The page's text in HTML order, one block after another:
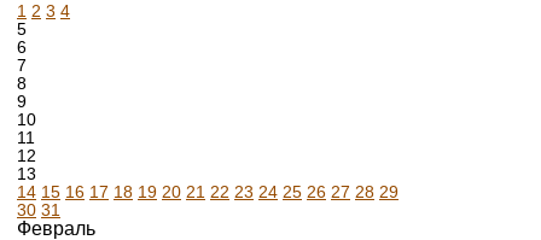
1 2 3 4
5
6
7
8
9
10
11
12
13
14 15 16 17 18 19 20 21 22 23 24 25 26 27 28 29
30 31
Февраль